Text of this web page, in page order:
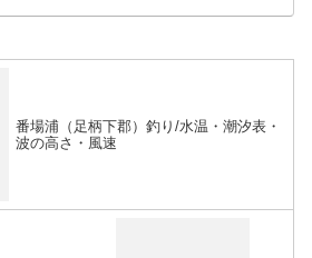
番場浦（足柄下郡）釣り/水温・潮汐表・
波の高さ・風速